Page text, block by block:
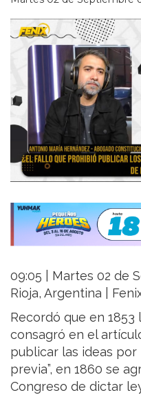
09:05 | Martes 02 de
Rioja, Argentina |
Recordó que en
consagró en el
publicar las ideas
previa”, en 1860 se
Congreso de dictar